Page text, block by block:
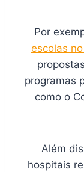
Por
escolas
programas
como o
Além
hospitais